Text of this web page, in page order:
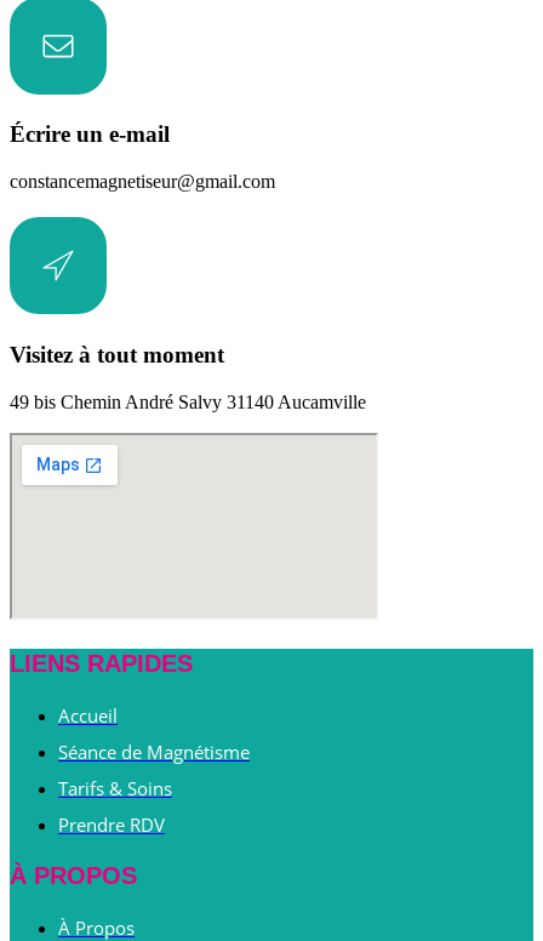
Écrire un e-mail
constancemagnetiseur@gmail.com
Visitez à tout moment
49 bis Chemin André Salvy 31140 Aucamville
LIENS RAPIDES
Accueil
Séance de Magnétisme
Tarifs & Soins
Prendre RDV
À PROPOS
À Propos